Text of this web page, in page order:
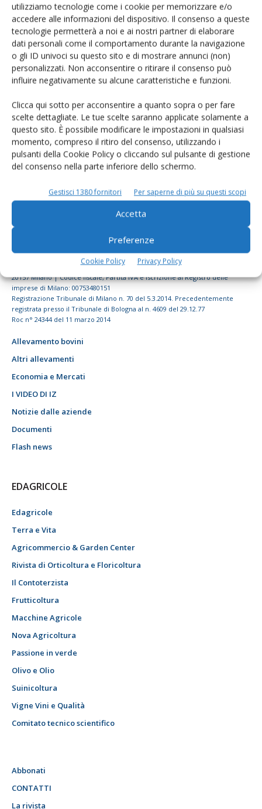
utilizziamo tecnologie come i cookie per memorizzare e/o
accedere alle informazioni del dispositivo. Il consenso a queste
tecnologie permetterà a noi e ai nostri partner di elaborare
dati personali come il comportamento durante la navigazione
o gli ID univoci su questo sito e di mostrare annunci (non)
personalizzati. Non acconsentire o ritirare il consenso può
influire negativamente su alcune caratteristiche e funzioni.
Clicca qui sotto per acconsentire a quanto sopra o per fare
scelte dettagliate. Le tue scelte saranno applicate solamente a
questo sito. È possibile modificare le impostazioni in qualsiasi
momento, compreso il ritiro del consenso, utilizzando i
pulsanti della Cookie Policy o cliccando sul pulsante di gestione
del consenso nella parte inferiore dello schermo.
Gestisci 1380 fornitori Per saperne di più su questi scopi
Accetta
Preferenze
Cookie Policy Privacy Policy
Rimani aggiornato sul mondo
dell’agricoltura
© Tecniche Nuove Spa. Tutti i diritti riservati. Sede legale Via Eritrea 21 -
20157 Milano | Codice fiscale, Partita IVA e Iscrizione al Registro delle
imprese di Milano: 00753480151
Registrazione Tribunale di Milano n. 70 del 5.3.2014. Precedentemente
registrata presso il Tribunale di Bologna al n. 4609 del 29.12.77
Roc n° 24344 del 11 marzo 2014
Allevamento bovini
Altri allevamenti
Economia e Mercati
I VIDEO DI IZ
Notizie dalle aziende
Documenti
Flash news
EDAGRICOLE
Edagricole
Terra e Vita
Agricommercio & Garden Center
Rivista di Orticoltura e Floricoltura
Il Contoterzista
Frutticoltura
Macchine Agricole
Nova Agricoltura
Passione in verde
Olivo e Olio
Suinicoltura
Vigne Vini e Qualità
Comitato tecnico scientifico
Abbonati
CONTATTI
La rivista